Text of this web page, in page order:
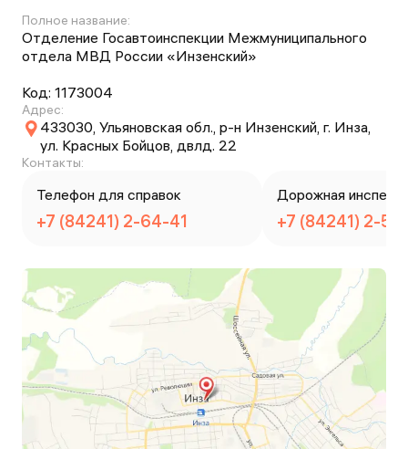
Полное название:
Отделение Госавтоинспекции Межмуниципального
отдела МВД России «Инзенский»
Код: 1173004
Адрес:
433030, Ульяновская обл., р-н Инзенский, г. Инза,
ул. Красных Бойцов, двлд. 22
Контакты:
Телефон для справок
+7 (84241) 2-64-41
Дорожная
+7 (84241) 2-51-